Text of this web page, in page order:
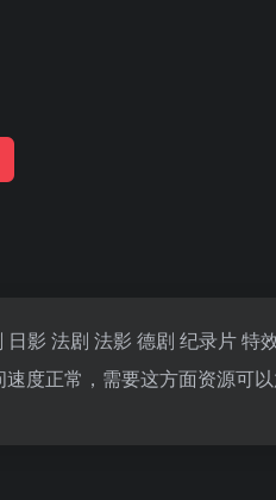
影 法剧 法影 德剧 纪录片
度正常，需要这方面资源可